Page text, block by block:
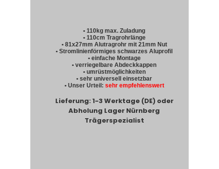
• 110kg max. Zuladung
• 110cm Tragrohrlänge
• 81x27mm Alutragrohr mit 21mm Nut
• Stromlinienförmiges schwarzes Aluprofil
• einfache Montage
• verriegelbare Abdeckkappen
• umrüstmöglichkeiten
• sehr universell einsetzbar
• Unser Urteil: sehr empfehlenswert
Lieferung: 1-3 Werktage (DE) oder
Abholung Lager Nürnberg
Trägerspezialist